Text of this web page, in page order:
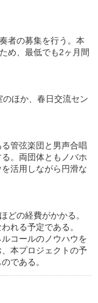
者の募集を行う。本
め、最低でも2ヶ月間
ほか、春日交流セン
管弦楽団と男声合唱
。両団体ともノバホ
活用しながら円滑な
どの経費がかかる。
れる予定である。
コールのノウハウを
本プロジェクトの予
である。